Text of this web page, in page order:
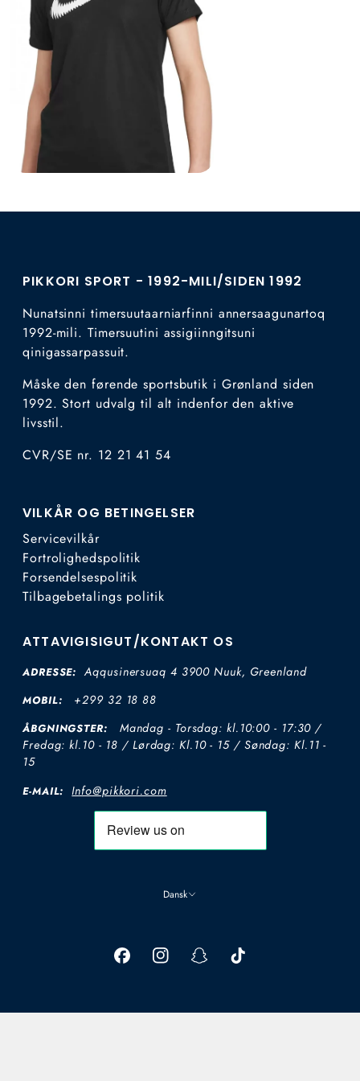
PIKKORI SPORT - 1992-MILI/SIDEN 1992
Nunatsinni timersuutaarniarfinni annersaagunartoq
1992-mili. Timersuutini assigiinngitsuni
qinigassarpassuit.
Måske den førende sportsbutik i Grønland siden
1992. Stort udvalg til alt indenfor den aktive
livsstil.
CVR/SE nr. 12 21 41 54
VILKÅR OG BETINGELSER
Servicevilkår
Fortrolighedspolitik
Forsendelsespolitik
Tilbagebetalings politik
ATTAVIGISIGUT/KONTAKT OS
ADRESSE: Aqqusinersuaq 4 3900 Nuuk, Greenland
MOBIL: +299 32 18 88
ÅBGNINGSTER:
Mandag - Torsdag: kl.10:00 - 17:30 /
Fredag: kl.10 - 18 / Lørdag: Kl.10 - 15 / Søndag: Kl.11 -
15
E-MAIL: Info@pikkori.com
Dansk